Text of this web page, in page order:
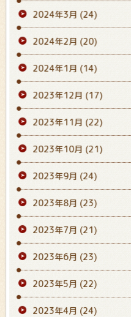
2024年3月 (24)
2024年2月 (20)
2024年1月 (14)
2023年12月 (17)
2023年11月 (22)
2023年10月 (21)
2023年9月 (24)
2023年8月 (23)
2023年7月 (21)
2023年6月 (23)
2023年5月 (22)
2023年4月 (24)